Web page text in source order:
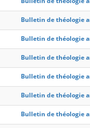
Bulletin de théologie
Bulletin de théologie
Bulletin de théologie
Bulletin de théologie
Bulletin de théologie
Bulletin de théologie